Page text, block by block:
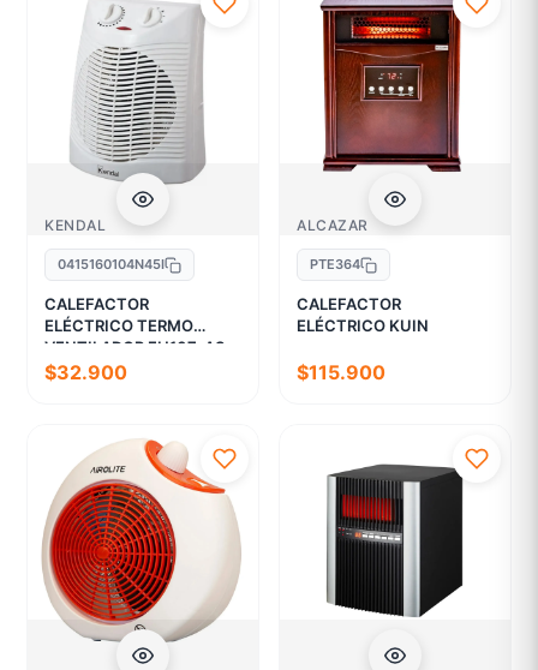
KENDAL
0415160104N45I
CALEFACTOR
ELÉCTRICO TERMO
VENTILADOR FH107-AS
$32.900
ALCAZAR
PTE364
CALEFACTOR
ELÉCTRICO KUIN
$115.900